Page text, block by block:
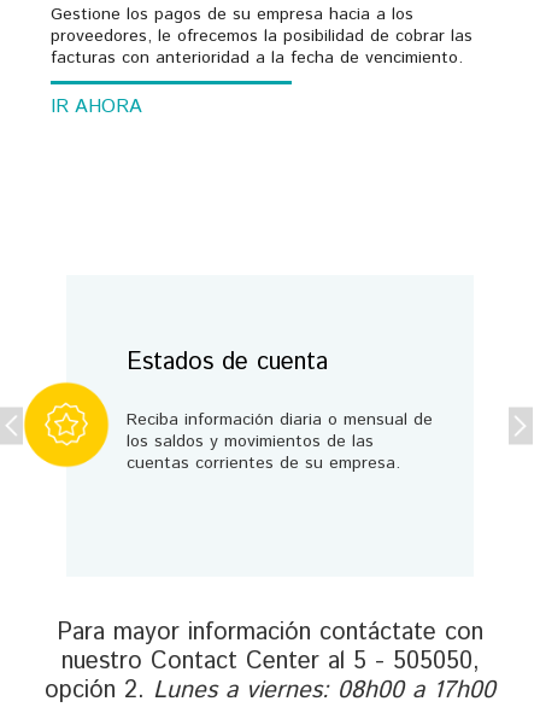
Gestione los pagos de su empresa hacia a los
proveedores, le ofrecemos la posibilidad de cobrar las
facturas con anterioridad a la fecha de vencimiento.
IR AHORA
Estados de cuenta
Reciba información diaria o mensual de
los saldos y movimientos de las
cuentas corrientes de su empresa.
Para mayor información contáctate con
nuestro Contact Center al 5 - 505050,
opción 2. Lunes a viernes: 08h00 a 17h00